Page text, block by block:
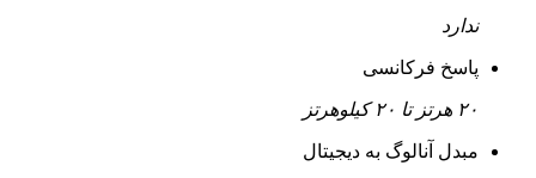
ندارد
پاسخ فرکانسی
۲۰ هرتز تا ۲۰ کیلوهرتز
مبدل آنالوگ به دیجیتال